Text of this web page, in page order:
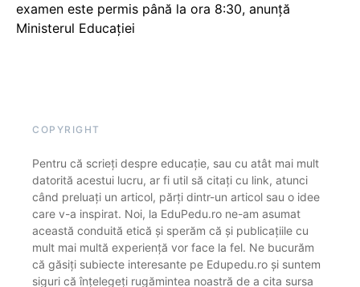
examen este permis până la ora 8:30, anunță
Ministerul Educației
COPYRIGHT
Pentru că scrieți despre educație, sau cu atât mai mult
datorită acestui lucru, ar fi util să citați cu link, atunci
când preluați un articol, părți dintr-un articol sau o idee
care v-a inspirat. Noi, la EduPedu.ro ne-am asumat
această conduită etică și sperăm că și publicațiile cu
mult mai multă experiență vor face la fel. Ne bucurăm
că găsiți subiecte interesante pe Edupedu.ro și suntem
siguri că înțelegeți rugămintea noastră de a cita sursa